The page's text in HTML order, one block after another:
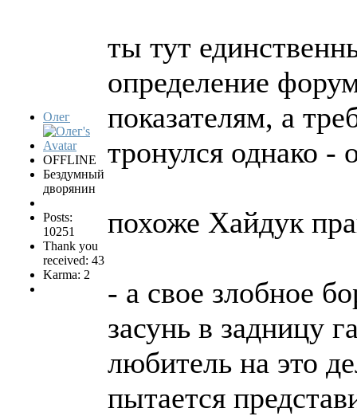
Олег
OFFLINE
Бездумный
дворянин
Posts:
10251
Thank you
received: 43
Karma: 2
ты тут
определение
показателям, а
тронулся однако -
похоже Хайдук
- а свое злобное
засунь в задницу
любитель на это
пытается